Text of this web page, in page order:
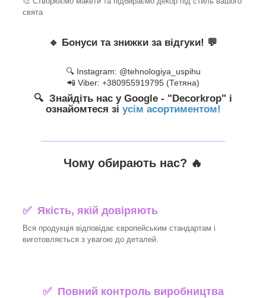
свята
🔹 Бонуси та знижки за відгуки! 💬
🔍 Instagram: @tehnologiya_uspihu
📲 Viber: +380955919795 (Тетяна)
🔍 Знайдіть нас у Google - "Decorkrop" і
ознайомтеся зі усім асортиментом!
Чому обирають нас? 🔥
✅ Якість, якій довіряють
Вся продукція відповідає європейським стандартам і
виготовляється з увагою до деталей.
✅ Повний контроль виробництва